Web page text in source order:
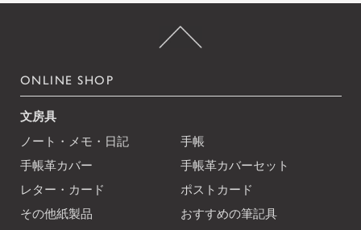
ONLINE SHOP
文房具
ノート・メモ・日記
手帳
手帳革カバー
手帳革カバーセット
レター・カード
ポストカード
その他紙製品
おすすめの筆記具